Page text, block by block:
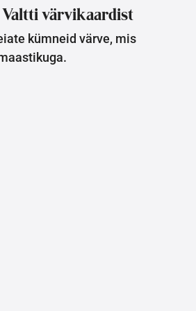
värvikaardist
kümneid värve, mis